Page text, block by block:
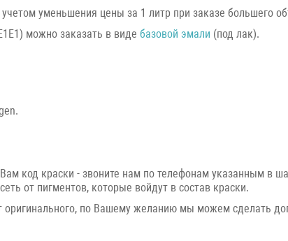
уменьшения цены за 1 литр при заказе большего
можно заказать в виде базовой эмали (под лак).
код краски - звоните нам по телефонам указанным в
от пигментов, которые войдут в состав краски.
по Вашему желанию мы можем сделать